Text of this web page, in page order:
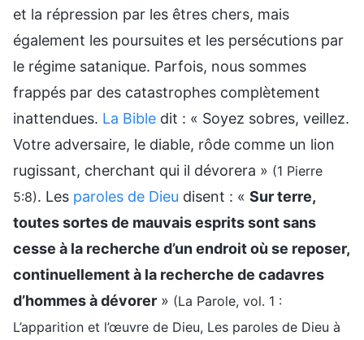
et la répression par les êtres chers, mais
également les poursuites et les persécutions par
le régime satanique. Parfois, nous sommes
frappés par des catastrophes complètement
inattendues. La Bible dit : « Soyez sobres, veillez.
Votre adversaire, le diable, rôde comme un lion
rugissant, cherchant qui il dévorera » (1 Pierre
5:8). Les paroles de Dieu disent : « Sur terre,
toutes sortes de mauvais esprits sont sans
cesse à la recherche d’un endroit où se reposer,
continuellement à la recherche de cadavres
d’hommes à dévorer » (La Parole, vol. 1 :
L’apparition et l’œuvre de Dieu, Les paroles de Dieu à